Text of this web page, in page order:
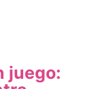
juego: